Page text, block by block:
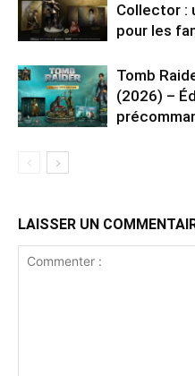
Collector :
pour les
Tomb
(2026) –
LAISSER UN